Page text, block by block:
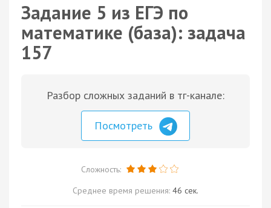
Задание 5 из ЕГЭ по
математике (база): задача
157
Разбор сложных заданий в тг-канале:
Посмотреть
Сложность:
Среднее время решения: 46 сек.